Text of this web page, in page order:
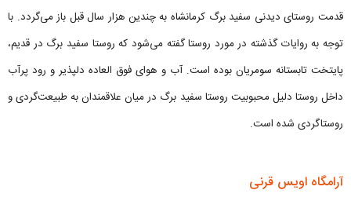
قدمت روستای دیدنی سفید برگ کرمانشاه به چندین هزار سال قبل باز می‌گردد. با
توجه به روایات گذشته در مورد روستا گفته می‌شود که روستا سفید برگ در قدیم،
پایتخت تابستانه سومریان بوده است. آب و هوای فوق العاده دلپذیر و رود پرآب
داخل روستا دلیل محبوبیت روستا سفید برگ در میان علاقمندان به طبیعت‌گردی و
روستاگردی شده است.
آرامگاه اویس قرنی